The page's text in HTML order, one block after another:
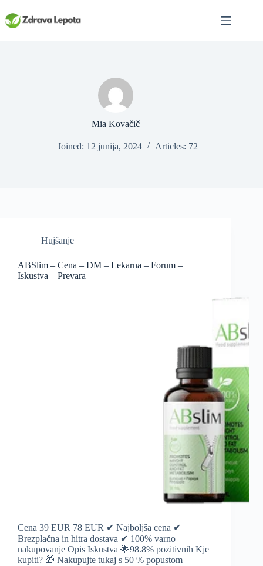
to
content
Mia Kovačič
Joined: 12 junija, 2024 Articles: 72
Hujšanje
ABSlim – Cena – DM – Lekarna – Forum –
Iskustva – Prevara
Cena 39 EUR 78 EUR ✔ Najboljša cena ✔
Brezplačna in hitra dostava ✔ 100% varno
nakupovanje Opis Iskustva 🌟98.8% pozitivnih Kje
kupiti? 🎁 Nakupujte tukaj s 50 % popustom